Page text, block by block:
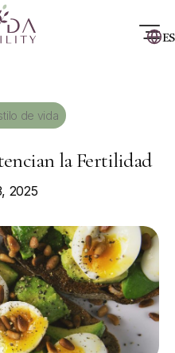
ES
de vida
la Fertilidad
2025